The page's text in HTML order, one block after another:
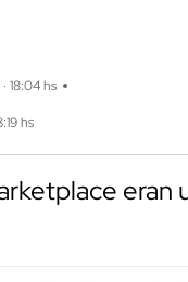
18:04 hs
hs
eran